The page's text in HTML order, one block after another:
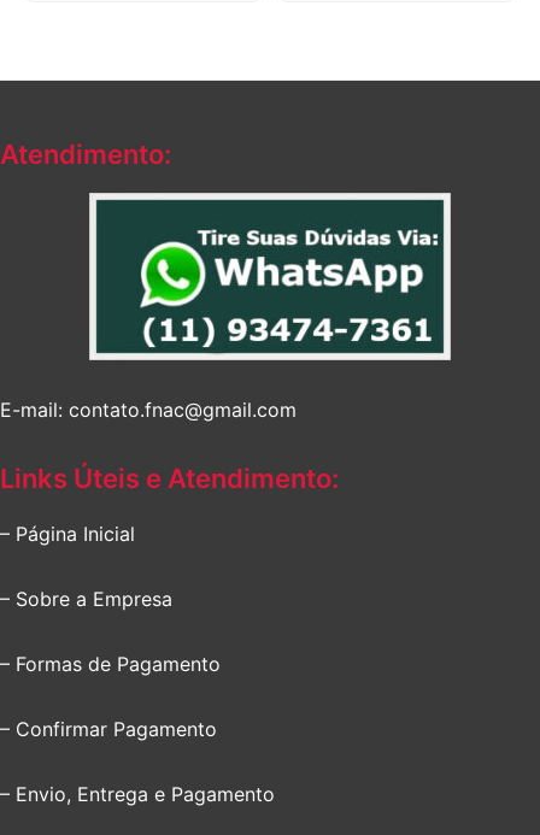
Atendimento:
E-mail: contato.fnac@gmail.com
Links Úteis e Atendimento:
– Página Inicial
– Sobre a Empresa
– Formas de Pagamento
– Confirmar Pagamento
– Envio, Entrega e Pagamento